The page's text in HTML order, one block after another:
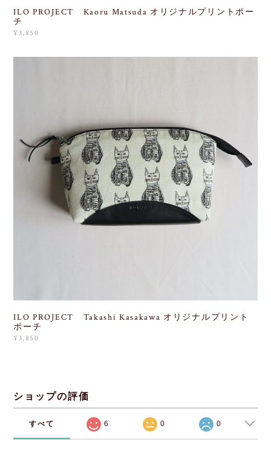
ILO PROJECT Kaoru Matsuda オリジナルプリントポー
チ
¥3,850
ILO PROJECT Takashi Kasakawa オリジナルプリント
ポーチ
¥3,850
ショップの評価
すべて 6 0 0